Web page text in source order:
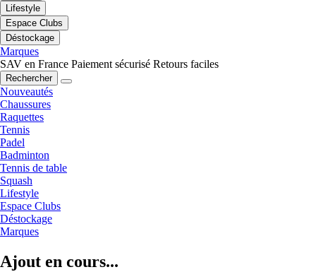
Lifestyle
Espace Clubs
Déstockage
Marques
SAV en France Paiement sécurisé Retours faciles
Rechercher
Nouveautés
Chaussures
Raquettes
Tennis
Padel
Badminton
Tennis de table
Squash
Lifestyle
Espace Clubs
Déstockage
Marques
Ajout en cours...